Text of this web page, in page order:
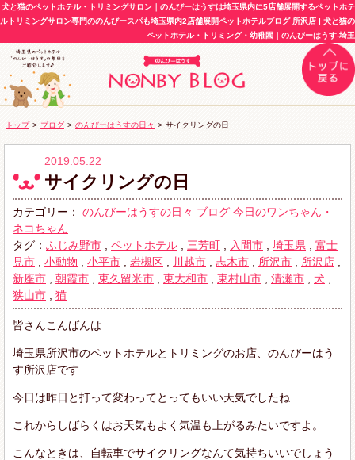
犬と猫のペットホテル・トリミングサロン｜のんびーはうすは埼玉県内に5店舗展開するペットホテ
ルトリミングサロン専門ののんびースパも埼玉県内2店舗展開ペットホテルブログ 所沢店 | 犬と猫の
ペットホテル・トリミング・幼稚園｜のんびーはうす-埼玉
トップ > ブログ > のんびーはうすの日々 > サイクリングの日
2019.05.22
サイクリングの日
カテゴリー： のんびーはうすの日々 ブログ 今日のワンちゃん・
ネコちゃん
タグ： ふじみ野市 ペットホテル 三芳町 入間市 埼玉県
富士
見市
小動物 小平市 岩槻区 川越市 志木市 所沢市 所沢店
新座市
朝霞市 東久留米市 東大和市 東村山市 清瀬市 犬
狭山市
猫
皆さんこんばんは
埼玉県所沢市のペットホテルとトリミングのお店、のんびーはう
す所沢店です
今日は昨日と打って変わってとってもいい天気でしたね
これからしばらくはお天気もよく気温も上がるみたいですよ。
こんなときは、自転車でサイクリングなんて気持ちいいでしょう